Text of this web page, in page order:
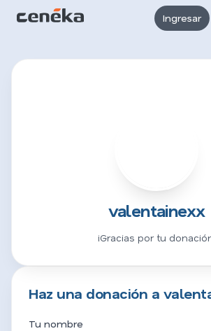
Ingresar
valentainexx
¡Gracias por tu
Haz una donación a
Tu nombre